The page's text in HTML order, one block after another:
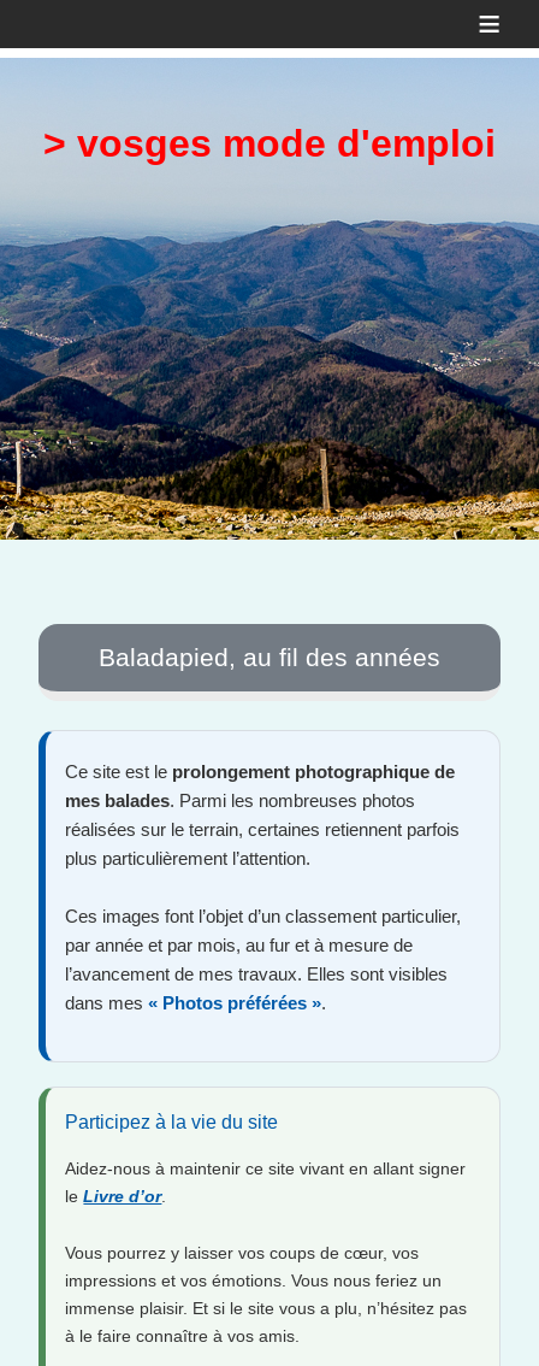
≡
> vosges mode d'emploi
Baladapied, au fil des années
Ce site est le prolongement photographique de
mes balades. Parmi les nombreuses photos
réalisées sur le terrain, certaines retiennent parfois
plus particulièrement l’attention.
Ces images font l’objet d’un classement particulier,
par année et par mois, au fur et à mesure de
l’avancement de mes travaux. Elles sont visibles
dans mes« Photos préférées ».
Participez à la vie du site
Aidez-nous à maintenir ce site vivant en allant signer
leLivre d’or.
Vous pourrez y laisser vos coups de cœur, vos
impressions et vos émotions. Vous nous feriez un
immense plaisir. Et si le site vous a plu, n’hésitez pas
à le faire connaître à vos amis.